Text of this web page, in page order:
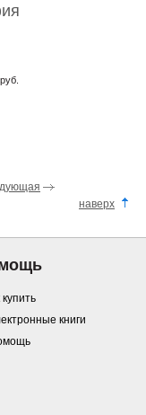
руб.
наверх
купить
книги